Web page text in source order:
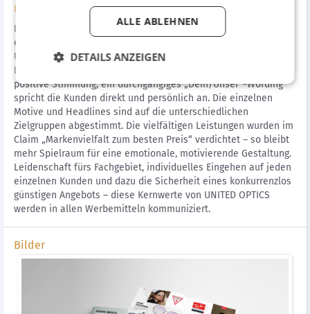
Lösung
Losgelöst von alten Denkmustern hat REICHLUNDPARTNER
einen Markenauftritt entwickelt, der die Kompetenzen von
UNITED OPTICS modern und stilvoll zum Ausdruck bringt.
Lebensfrohe Menschen in Alltagssituationen vermitteln
positive Stimmung, ein durchgängiges „Dein/Unser“-Wording
spricht die Kunden direkt und persönlich an. Die einzelnen
Motive und Headlines sind auf die unterschiedlichen
Zielgruppen abgestimmt. Die vielfältigen Leistungen wurden im
Claim „Markenvielfalt zum besten Preis“ verdichtet – so bleibt
mehr Spielraum für eine emotionale, motivierende Gestaltung.
Leidenschaft fürs Fachgebiet, individuelles Eingehen auf jeden
einzelnen Kunden und dazu die Sicherheit eines konkurrenzlos
günstigen Angebots – diese Kernwerte von UNITED OPTICS
werden in allen Werbemitteln kommuniziert.
Bilder
ALLE ABLEHNEN
DETAILS ANZEIGEN